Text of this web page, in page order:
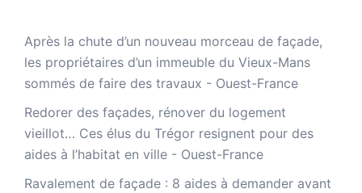
Après la chute d’un nouveau morceau de façade,
les propriétaires d’un immeuble du Vieux-Mans
sommés de faire des travaux - Ouest-France
Redorer des façades, rénover du logement
vieillot… Ces élus du Trégor resignent pour des
aides à l’habitat en ville - Ouest-France
Ravalement de façade : 8 aides à demander avant